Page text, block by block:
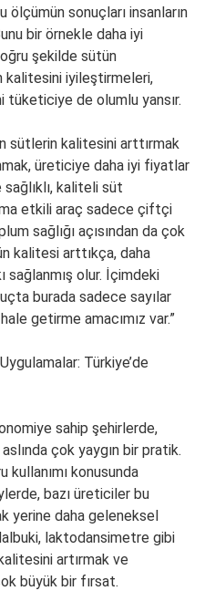
ölçümün sonuçları insanların
bir örnekle daha iyi
şekilde sütün
kalitesini iyileştirmeleri,
tüketiciye de olumlu yansır.
sütlerin kalitesini arttırmak
üreticiye daha iyi fiyatlar
kaliteli süt
etkili araç sadece çiftçi
sağlığı açısından da çok
kalitesi arttıkça, daha
sağlanmış olur. İçimdeki
burada sadece sayılar
getirme amacımız var.”
Türkiye’de
sahip şehirlerde,
çok yaygın bir pratik.
kullanımı konusunda
bazı üreticiler bu
yerine daha geleneksel
laktodansimetre gibi
artırmak ve
büyük bir fırsat.